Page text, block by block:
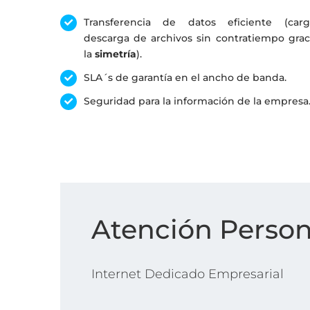
Transferencia de datos eficiente
descarga de archivos sin contratiempo
la simetría).
SLA´s de garantía en el ancho de banda.
Seguridad para la información de la empresa.
Atención
Internet Dedicado Empresarial